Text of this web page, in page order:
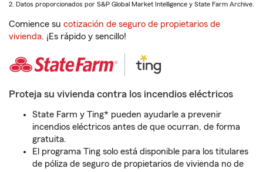
2. Datos proporcionados por S&P Global Market Intelligence y State Farm Archive.
Comience su cotización de seguro de propietarios de
vivienda. ¡Es rápido y sencillo!
Proteja su vivienda contra los incendios eléctricos
State Farm y Ting* pueden ayudarle a prevenir
incendios eléctricos antes de que ocurran, de forma
gratuita.
El programa Ting solo está disponible para los titulares
de póliza de seguro de propietarios de vivienda no de